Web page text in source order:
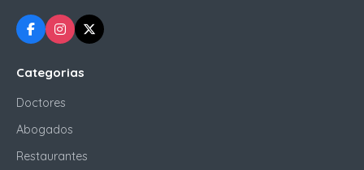
Categorias
Doctores
Abogados
Restaurantes